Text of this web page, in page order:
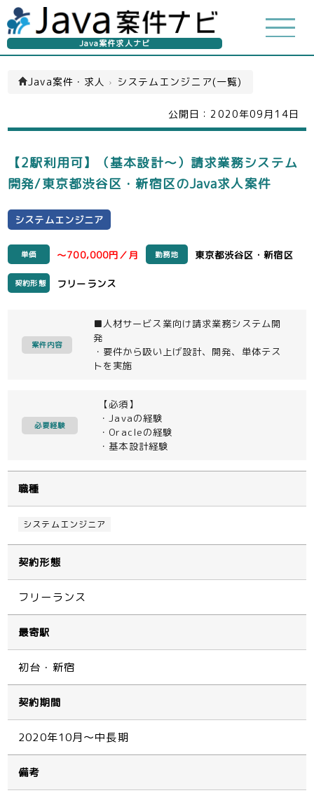
Java案件求人ナビ
Java案件・求人 › システムエンジニア(一覧)
公開日： 2020年09月14日
【2駅利用可】（基本設計～）請求業務システム
開発/東京都渋谷区・新宿区のJava求人案件
システムエンジニア
単価 ～700,000円／月 勤務地 東京都渋谷区・新宿区
契約形態 フリーランス
案件内容
■人材サービス業向け請求業務システム開
発
・要件から吸い上げ設計、開発、単体テス
トを実施
必要経験
【必須】
・Javaの経験
・Oracleの経験
・基本設計経験
職種
システムエンジニア
契約形態
フリーランス
最寄駅
初台・新宿
契約期間
2020年10月～中長期
備考